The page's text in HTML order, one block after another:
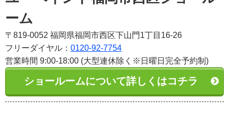
ーム
〒819-0052 福岡県福岡市西区下山門1丁目16-26
フリーダイヤル： 0120-92-7754
営業時間 9:00-18:00 (大型連休除く※日曜日完全予約制)
ショールームについて詳しくはコチラ